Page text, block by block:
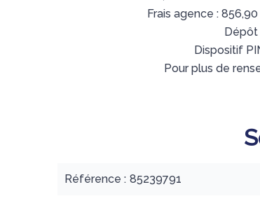
Frais agence :
Dépôt
Dispositif
Pour plus de
Référence 85239791